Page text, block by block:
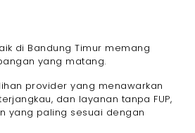
di Bandung Timur memang
yang matang.
provider yang menawarkan
dan layanan tanpa FUP,
yang paling sesuai dengan